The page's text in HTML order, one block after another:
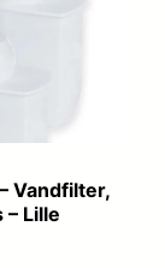
Vandfilter,
Lille